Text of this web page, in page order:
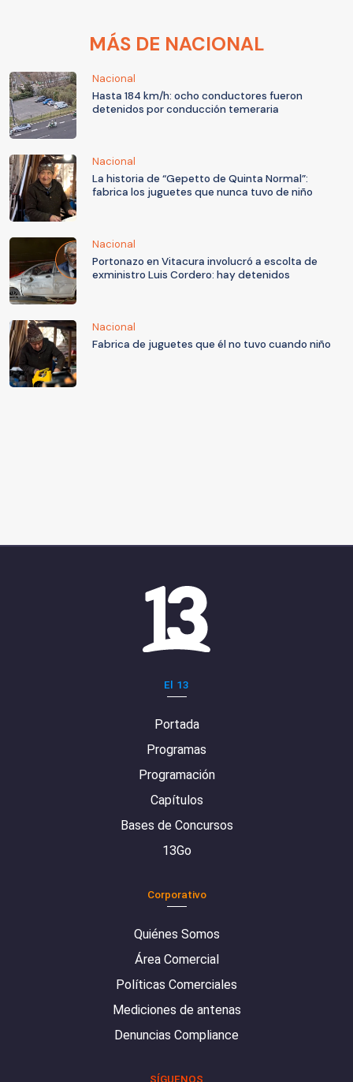
MÁS DE NACIONAL
Nacional
Hasta 184 km/h: ocho conductores fueron
detenidos por conducción temeraria
Nacional
La historia de “Gepetto de Quinta Normal”:
fabrica los juguetes que nunca tuvo de niño
Nacional
Portonazo en Vitacura involucró a escolta de
exministro Luis Cordero: hay detenidos
Nacional
Fabrica de juguetes que él no tuvo cuando niño
El 13
Portada
Programas
Programación
Capítulos
Bases de Concursos
13Go
Corporativo
Quiénes Somos
Área Comercial
Políticas Comerciales
Mediciones de antenas
Denuncias Compliance
SÍGUENOS